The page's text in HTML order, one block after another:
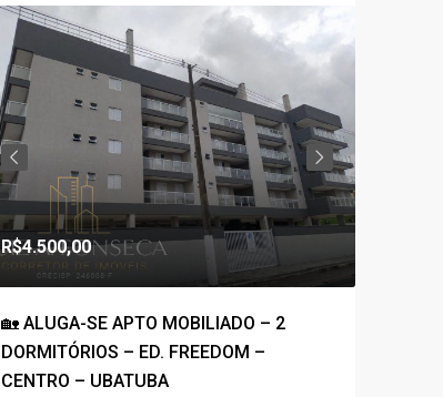
R$4.500,00
🏡 ALUGA-SE APTO MOBILIADO – 2
DORMITÓRIOS – ED. FREEDOM –
CENTRO – UBATUBA